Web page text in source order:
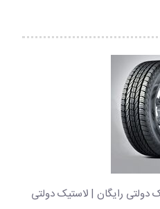
دولتی رایگان | لاستیک دولتی